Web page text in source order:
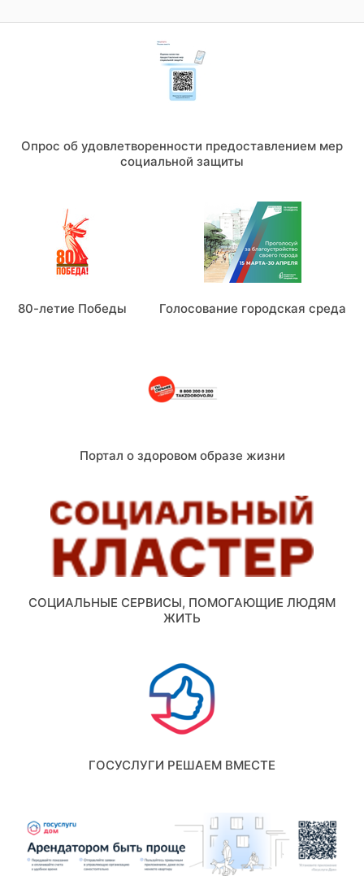
Опрос об удовлетворенности предоставлением мер
социальной защиты
80-летие Победы Голосование городская среда
Портал о здоровом образе жизни
СОЦИАЛЬНЫЕ СЕРВИСЫ, ПОМОГАЮЩИЕ ЛЮДЯМ
ЖИТЬ
ГОСУСЛУГИ РЕШАЕМ ВМЕСТЕ